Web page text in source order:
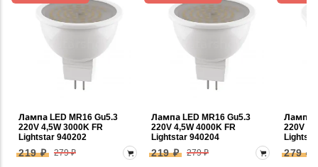
Лампа LED MR16 Gu5.3
220V 4,5W 3000K FR
Lightstar 940202
219 ₽ 279 ₽
Лампа LED MR16 Gu5.3
220V 4,5W 4000K FR
Lightstar 940204
219 ₽ 279 ₽
Лампа
220V
279 ₽